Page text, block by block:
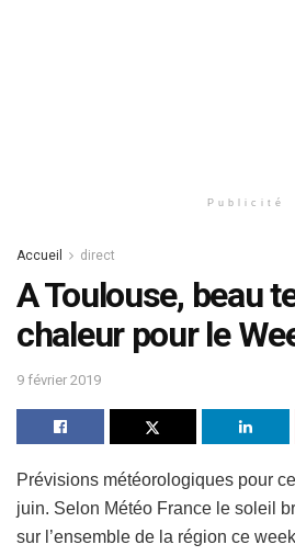
Publicité
Accueil direct
A Toulouse, beau
chaleur pour le
9 février 2019
Prévisions météorologiques pour
juin. Selon Météo France le soleil
sur l’ensemble de la région ce